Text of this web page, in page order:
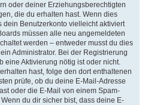
oder deiner Erziehungsberechtigten
die du erhalten hast. Wenn dies
dein Benutzerkonto vielleicht aktiviert
müssen alle neu angemeldeten
werden – entweder musst du dies
Administrator. Bei der Registrierung
eine Aktivierung nötig ist oder nicht.
hast, folge den dort enthaltenen
prüfe, ob du deine E-Mail-Adresse
oder die E-Mail von einem Spam-
du dir sicher bist, dass deine E-